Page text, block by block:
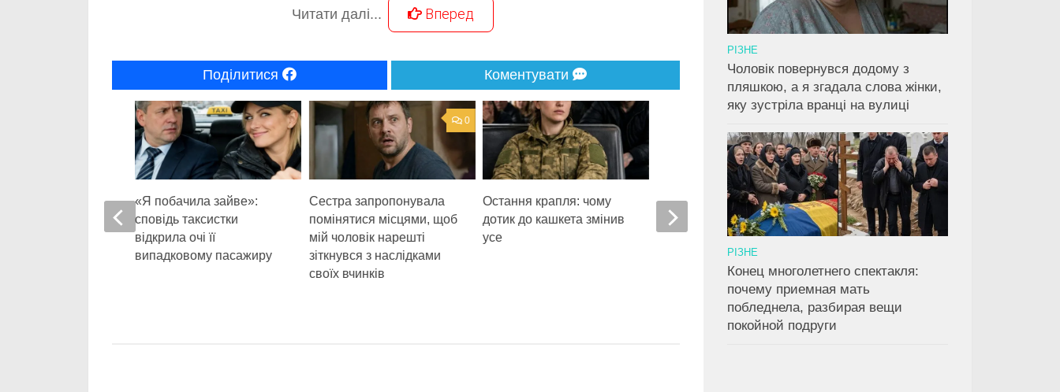
Читати далі... Вперед
Поділитися Коментувати
0
Сестра запропонувала
помінятися місцями, щоб
мій чоловік нарешті
зіткнувся з наслідками
своїх вчинків
Остання крапля: чому
дотик до кашкета змінив
усе
Чужі правила гри: історія
про те, чому ніколи не
можна недооцінювати
самотніх бабусь
Звичайна прогулянка
лісом привела старого до
згортка, що приховував
«Я побачила зайве»:
сповідь таксистки
відкрила очі її
випадковому пасажиру
РІЗНЕ
Чоловік повернувся додому з
пляшкою, а я згадала слова жінки,
яку зустріла вранці на вулиці
РІЗНЕ
Конец многолетнего спектакля:
почему приемная мать
побледнела, разбирая вещи
покойной подруги